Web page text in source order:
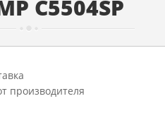
C5504SP
производителя